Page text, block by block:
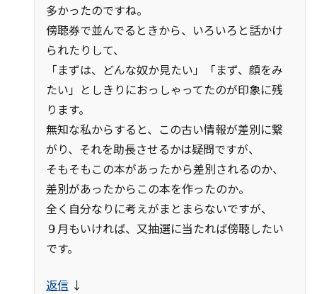
多かったのですね。
傍聴券で並んでるときから、いろいろと話かけ
られたりして、
「まずは、どんな奴か見たい」「まず、顔をみ
たい」としきりにおっしゃってたのが印象に残
ります。
無知な私からすると、この古い情報が差別に繋
がり、それを助長させるかは疑問ですが、
そもそもこの本があったから差別されるのか、
差別があったからこの本を作ったのか。
全く自分なりに考えがまとまらないですが、
９月もいければ、又抽選に当たれば傍聴したい
です。
返信 ↓